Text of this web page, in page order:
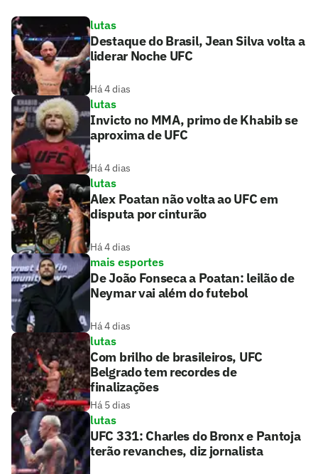
lutas
Destaque do Brasil, Jean Silva volta a
liderar Noche UFC
Há 4 dias
lutas
Invicto no MMA, primo de Khabib se
aproxima de UFC
Há 4 dias
lutas
Alex Poatan não volta ao UFC em
disputa por cinturão
Há 4 dias
mais esportes
De João Fonseca a Poatan: leilão de
Neymar vai além do futebol
Há 4 dias
lutas
Com brilho de brasileiros, UFC
Belgrado tem recordes de
finalizações
Há 5 dias
lutas
UFC 331: Charles do Bronx e Pantoja
terão revanches, diz jornalista